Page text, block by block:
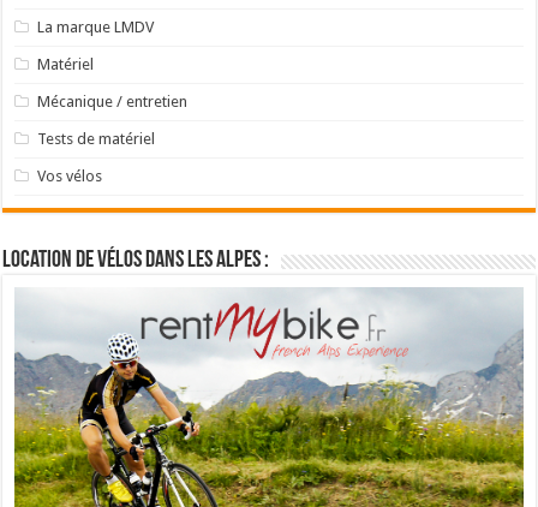
La marque LMDV
Matériel
Mécanique / entretien
Tests de matériel
Vos vélos
Location de vélos dans les Alpes :